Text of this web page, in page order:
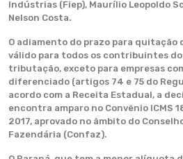
Indústrias (Fiep), Maurílio Leopoldo
Nelson Costa.
O adiamento do prazo para quitação
válido para todos os contribuintes
tributação, exceto para empresas
diferenciado (artigos 74 e 75 do
acordo com a Receita Estadual, a
encontra amparo no Convênio ICMS
2017, aprovado no âmbito do
Fazendária (Confaz).